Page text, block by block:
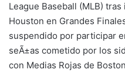
League Baseball (MLB)
Houston en Grandes
suspendido por participar
seÃ±as cometido por los
con Medias Rojas de